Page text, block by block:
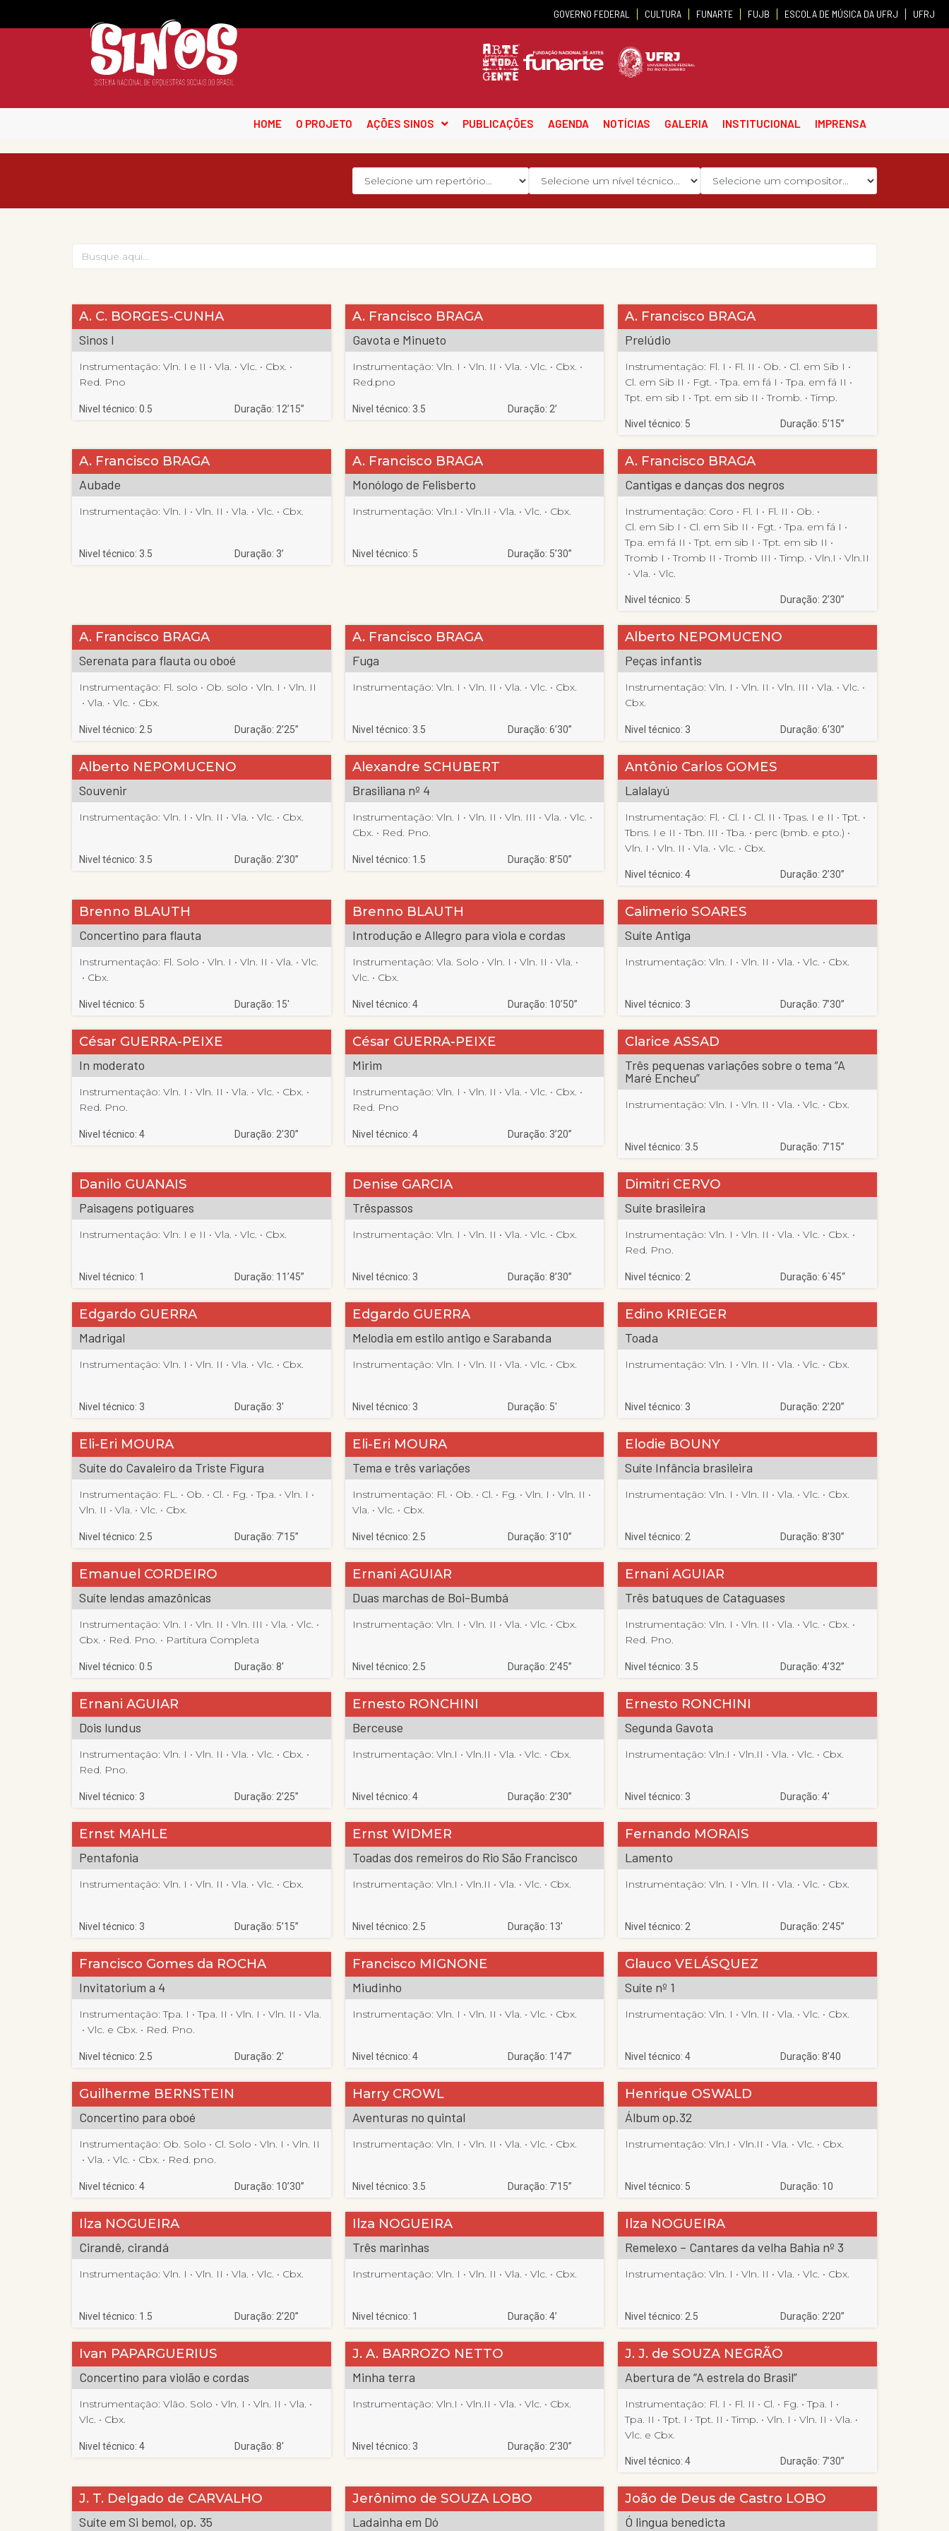
GOVERNO FEDERAL CULTURA FUNARTE FUJB ESCOLA DE MÚSICA DA UFRJ UFRJ
HOME O PROJETO AÇÕES SINOS PUBLICAÇÕES AGENDA NOTÍCIAS GALERIA INSTITUCIONAL IMPRENSA
A. C. BORGES-CUNHA
Sinos I
Instrumentação: Vln. I e II • Vla. • Vlc. • Cbx. •
Red. Pno
Nivel técnico: 0.5 Duração: 12’15”
A. Francisco BRAGA
Gavota e Minueto
Instrumentação: Vln. I • Vln. II • Vla. • Vlc. • Cbx. •
Red.pno
Nivel técnico: 3.5 Duração: 2’
A. Francisco BRAGA
Prelúdio
Instrumentação: Fl. I • Fl. II • Ob. • Cl. em Sib I •
Cl. em Sib II • Fgt. • Tpa. em fá I • Tpa. em fá II •
Tpt. em sib I • Tpt. em sib II • Tromb. • Timp.
Nivel técnico: 5 Duração: 5’15”
A. Francisco BRAGA
Aubade
Instrumentação: Vln. I • Vln. II • Vla. • Vlc. • Cbx.
Nivel técnico: 3.5 Duração: 3’
A. Francisco BRAGA
Monólogo de Felisberto
Instrumentação: Vln.I • Vln.II • Vla. • Vlc. • Cbx.
Nivel técnico: 5 Duração: 5’30”
A. Francisco BRAGA
Cantigas e danças dos negros
Instrumentação: Coro • Fl. I • Fl. II • Ob. •
Cl. em Sib I • Cl. em Sib II • Fgt. • Tpa. em fá I •
Tpa. em fá II • Tpt. em sib I • Tpt. em sib II •
Tromb I • Tromb II • Tromb III • Timp. • Vln.I • Vln.II
• Vla. • Vlc.
Nivel técnico: 5 Duração: 2’30”
A. Francisco BRAGA
Serenata para flauta ou oboé
Instrumentação: Fl. solo • Ob. solo • Vln. I • Vln. II
• Vla. • Vlc. • Cbx.
Nivel técnico: 2.5 Duração: 2’25”
A. Francisco BRAGA
Fuga
Instrumentação: Vln. I • Vln. II • Vla. • Vlc. • Cbx.
Nivel técnico: 3.5 Duração: 6’30”
Alberto NEPOMUCENO
Peças infantis
Instrumentação:Vln. I • Vln. II • Vln. III • Vla. • Vlc. •
Cbx.
Nivel técnico: 3 Duração: 6’30”
Alberto NEPOMUCENO
Souvenir
Instrumentação: Vln. I • Vln. II • Vla. • Vlc. • Cbx.
Nivel técnico: 3.5 Duração: 2’30”
Alexandre SCHUBERT
Brasiliana nº 4
Instrumentação: Vln. I • Vln. II • Vln. III • Vla. • Vlc. •
Cbx. • Red. Pno.
Nivel técnico: 1.5 Duração: 8’50”
Antônio Carlos GOMES
Lalalayú
Instrumentação: Fl. • Cl. I • Cl. II • Tpas. I e II • Tpt. •
Tbns. I e II • Tbn. III • Tba. • perc (bmb. e pto.) •
Vln. I • Vln. II • Vla. • Vlc. • Cbx.
Nivel técnico: 4 Duração: 2’30”
Brenno BLAUTH
Concertino para flauta
Instrumentação: Fl. Solo • Vln. I • Vln. II • Vla. • Vlc.
• Cbx.
Nivel técnico: 5 Duração: 15′
Brenno BLAUTH
Introdução e Allegro para viola e cordas
Instrumentação: Vla. Solo • Vln. I • Vln. II • Vla. •
Vlc. • Cbx.
Nivel técnico: 4 Duração: 10’50”
Calimerio SOARES
Suíte Antiga
Instrumentação:Vln. I • Vln. II • Vla. • Vlc. • Cbx.
Nivel técnico: 3 Duração: 7’30”
César GUERRA-PEIXE
In moderato
Instrumentação: Vln. I • Vln. II • Vla. • Vlc. • Cbx. •
Red. Pno.
Nivel técnico: 4 Duração: 2’30”
César GUERRA-PEIXE
Mirim
Instrumentação: Vln. I • Vln. II • Vla. • Vlc. • Cbx. •
Red. Pno
Nivel técnico: 4 Duração: 3’20”
Clarice ASSAD
Três pequenas variações sobre o tema “A
Maré Encheu”
Instrumentação:Vln. I • Vln. II • Vla. • Vlc. • Cbx.
Nivel técnico: 3.5 Duração: 7’15”
Danilo GUANAIS
Paisagens potiguares
Instrumentação: Vln. I e II • Vla. • Vlc. • Cbx.
Nivel técnico: 1 Duração: 11’45”
Denise GARCIA
Trêspassos
Instrumentação: Vln. I • Vln. II • Vla. • Vlc. • Cbx.
Nivel técnico: 3 Duração: 8’30”
Dimitri CERVO
Suíte brasileira
Instrumentação:Vln. I • Vln. II • Vla. • Vlc. • Cbx. •
Red. Pno.
Nivel técnico: 2 Duração: 6`45“
Edgardo GUERRA
Madrigal
Instrumentação: Vln. I • Vln. II • Vla. • Vlc. • Cbx.
Nivel técnico: 3 Duração: 3′
Edgardo GUERRA
Melodia em estilo antigo e Sarabanda
Instrumentação: Vln. I • Vln. II • Vla. • Vlc. • Cbx.
Nivel técnico: 3 Duração: 5′
Edino KRIEGER
Toada
Instrumentação:Vln. I • Vln. II • Vla. • Vlc. • Cbx.
Nivel técnico: 3 Duração: 2’20”
Eli-Eri MOURA
Suíte do Cavaleiro da Triste Figura
Instrumentação: FL. • Ob. • Cl. • Fg. • Tpa. • Vln. I •
Vln. II • Vla. • Vlc. • Cbx.
Nivel técnico: 2.5 Duração: 7’15”
Eli-Eri MOURA
Tema e três variações
Instrumentação: Fl. • Ob. • Cl. • Fg. • Vln. I • Vln. II •
Vla. • Vlc. • Cbx.
Nivel técnico: 2.5 Duração: 3’10”
Elodie BOUNY
Suíte Infância brasileira
Instrumentação:Vln. I • Vln. II • Vla. • Vlc. • Cbx.
Nivel técnico: 2 Duração: 8’30”
Emanuel CORDEIRO
Suíte lendas amazônicas
Instrumentação: Vln. I • Vln. II • Vln. III • Vla. • Vlc. •
Cbx. • Red. Pno. • Partitura Completa
Nivel técnico: 0.5 Duração: 8′
Ernani AGUIAR
Duas marchas de Boi-Bumbá
Instrumentação: Vln. I • Vln. II • Vla. • Vlc. • Cbx.
Nivel técnico: 2.5 Duração: 2’45”
Ernani AGUIAR
Três batuques de Cataguases
Instrumentação:Vln. I • Vln. II • Vla. • Vlc. • Cbx. •
Red. Pno.
Nivel técnico: 3.5 Duração: 4’32”
Ernani AGUIAR
Dois lundus
Instrumentação: Vln. I • Vln. II • Vla. • Vlc. • Cbx. •
Red. Pno.
Nivel técnico: 3 Duração: 2’25”
Ernesto RONCHINI
Berceuse
Instrumentação: Vln.I • Vln.II • Vla. • Vlc. • Cbx.
Nivel técnico: 4 Duração: 2’30”
Ernesto RONCHINI
Segunda Gavota
Instrumentação:Vln.I • Vln.II • Vla. • Vlc. • Cbx.
Nivel técnico: 3 Duração: 4′
Ernst MAHLE
Pentafonia
Instrumentação: Vln. I • Vln. II • Vla. • Vlc. • Cbx.
Nivel técnico: 3 Duração: 5’15”
Ernst WIDMER
Toadas dos remeiros do Rio São Francisco
Instrumentação: Vln.I • Vln.II • Vla. • Vlc. • Cbx.
Nivel técnico: 2.5 Duração: 13′
Fernando MORAIS
Lamento
Instrumentação:Vln. I • Vln. II • Vla. • Vlc. • Cbx.
Nivel técnico: 2 Duração: 2’45”
Francisco Gomes da ROCHA
Invitatorium a 4
Instrumentação:Tpa. I • Tpa. II • Vln. I • Vln. II • Vla.
• Vlc. e Cbx. • Red. Pno.
Nivel técnico: 2.5 Duração: 2′
Francisco MIGNONE
Miudinho
Instrumentação: Vln. I • Vln. II • Vla. • Vlc. • Cbx.
Nivel técnico: 4 Duração: 1’47”
Glauco VELÁSQUEZ
Suíte nº 1
Instrumentação:Vln. I • Vln. II • Vla. • Vlc. • Cbx.
Nivel técnico: 4 Duração: 8’40
Guilherme BERNSTEIN
Concertino para oboé
Instrumentação: Ob. Solo • Cl. Solo • Vln. I • Vln. II
• Vla. • Vlc. • Cbx. • Red. pno.
Nivel técnico: 4 Duração: 10’30”
Harry CROWL
Aventuras no quintal
Instrumentação: Vln. I • Vln. II • Vla. • Vlc. • Cbx.
Nivel técnico: 3.5 Duração: 7’15”
Henrique OSWALD
Álbum op.32
Instrumentação:Vln.I • Vln.II • Vla. • Vlc. • Cbx.
Nivel técnico: 5 Duração: 10
Ilza NOGUEIRA
Cirandê, cirandá
Instrumentação: Vln. I • Vln. II • Vla. • Vlc. • Cbx.
Nivel técnico: 1.5 Duração: 2’20”
Ilza NOGUEIRA
Três marinhas
Instrumentação: Vln. I • Vln. II • Vla. • Vlc. • Cbx.
Nivel técnico: 1 Duração: 4’
Ilza NOGUEIRA
Remelexo – Cantares da velha Bahia nº 3
Instrumentação:Vln. I • Vln. II • Vla. • Vlc. • Cbx.
Nivel técnico: 2.5 Duração: 2’20”
Ivan PAPARGUERIUS
Concertino para violão e cordas
Instrumentação: Vlão. Solo • Vln. I • Vln. II • Vla. •
Vlc. • Cbx.
Nivel técnico: 4 Duração: 8′
J. A. BARROZO NETTO
Minha terra
Instrumentação: Vln.I • Vln.II • Vla. • Vlc. • Cbx.
Nivel técnico: 3 Duração: 2’30”
J. J. de SOUZA NEGRÃO
Abertura de “A estrela do Brasil”
Instrumentação: Fl. I • Fl. II • Cl. • Fg. • Tpa. I •
Tpa. II • Tpt. I • Tpt. II • Timp. • Vln. I • Vln. II • Vla. •
Vlc. e Cbx.
Nivel técnico: 4 Duração: 7’30”
J. T. Delgado de CARVALHO
Suíte em Si bemol, op. 35
Jerônimo de SOUZA LOBO
Ladainha em Dó
João de Deus de Castro LOBO
Ó lingua benedicta